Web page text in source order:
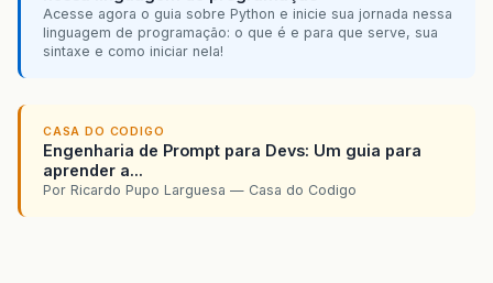
Acesse agora o guia sobre Python e inicie sua jornada nessa
linguagem de programação: o que é e para que serve, sua
sintaxe e como iniciar nela!
CASA DO CODIGO
Engenharia de Prompt para Devs: Um guia para
aprender a...
Por Ricardo Pupo Larguesa — Casa do Codigo